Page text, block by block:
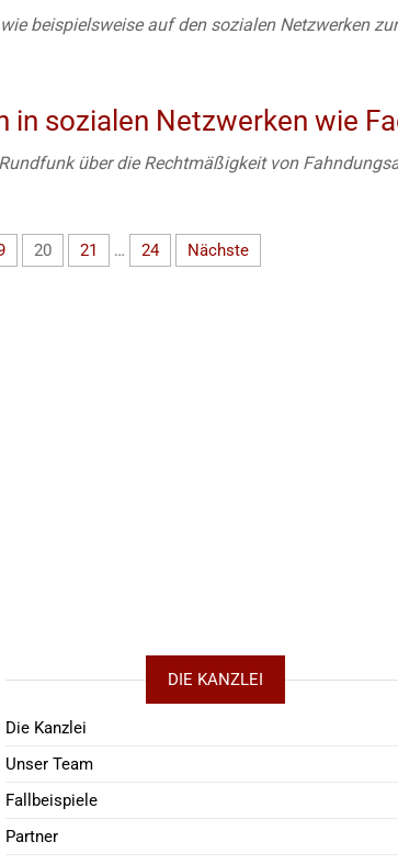
beispielsweise auf den sozialen Netzwerken
in sozialen Netzwerken wie
über die Rechtmäßigkeit von
20 21 … 24 Nächste
DIE KANZLEI
Die Kanzlei
Unser Team
Fallbeispiele
Partner